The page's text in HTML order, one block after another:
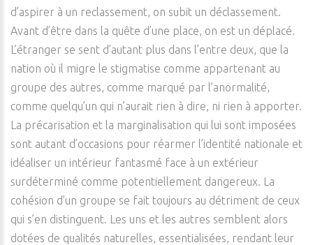
d’aspirer à un reclassement, on subit un déclassement.
Avant d’être dans la quête d’une place, on est un déplacé.
L’étranger se sent d’autant plus dans l’entre deux, que la
nation où il migre le stigmatise comme appartenant au
groupe des autres, comme marqué par l’anormalité,
comme quelqu’un qui n’aurait rien à dire, ni rien à apporter.
La précarisation et la marginalisation qui lui sont imposées
sont autant d’occasions pour réarmer l’identité nationale et
idéaliser un intérieur fantasmé face à un extérieur
surdéterminé comme potentiellement dangereux. La
cohésion d’un groupe se fait toujours au détriment de ceux
qui s’en distinguent. Les uns et les autres semblent alors
dotées de qualités naturelles, essentialisées, rendant leur